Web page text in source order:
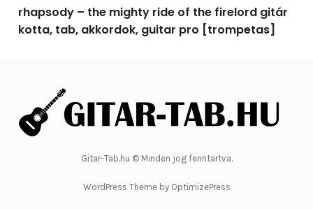
rhapsody – the mighty ride of the firelord gitár
kotta, tab, akkordok, guitar pro [trompetas]
Gitar-Tab.hu © Minden jog fenntartva.
WordPress Theme by OptimizePress